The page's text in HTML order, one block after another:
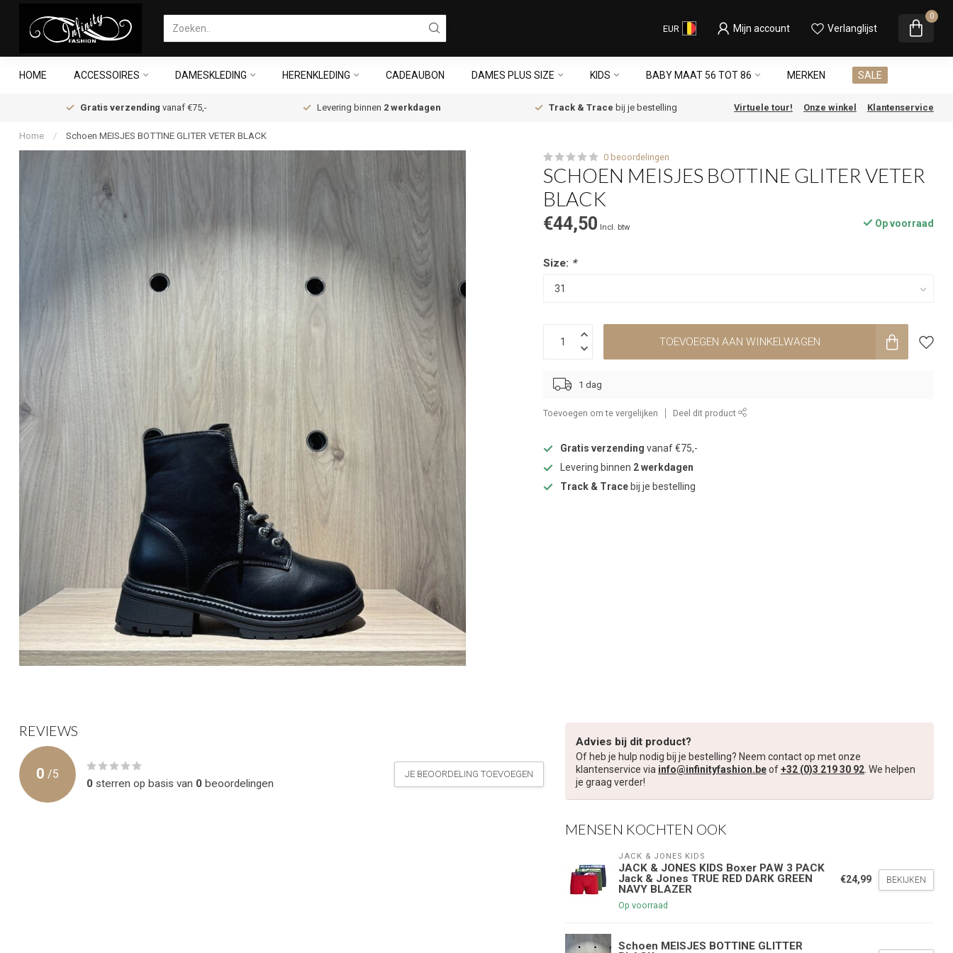
EUR Mijn account Verlanglijst
0
HOME ACCESSOIRES DAMESKLEDING HERENKLEDING CADEAUBON DAMES PLUS SIZE KIDS BABY MAAT 56 TOT 86 MERKEN SALE
Gratis verzending vanaf €75,- Levering binnen 2 werkdagen Track & Trace bij je bestelling Virtuele tour! Onze winkel Klantenservice
Home /
Schoen MEISJES BOTTINE GLITER VETER BLACK
0 beoordelingen
SCHOEN MEISJES BOTTINE GLITER VETER
BLACK
€44,50 Incl. btw Op voorraad
Size: *
TOEVOEGEN AAN WINKELWAGEN
1 dag
Toevoegen om te vergelijken Deel dit product
Gratis verzending vanaf €75,-
Levering binnen 2 werkdagen
Track & Trace bij je bestelling
REVIEWS
0 /5
0 sterren op basis van 0 beoordelingen
JE BEOORDELING TOEVOEGEN
Advies bij dit product?
Of heb je hulp nodig bij je bestelling? Neem contact op met onze
klantenservice via info@infinityfashion.beof+32 (0)3 219 30 92 . We helpen
je graag verder!
MENSEN KOCHTEN OOK
JACK & JONES KIDS
JACK & JONES KIDS Boxer PAW 3 PACK
Jack & Jones TRUE RED DARK GREEN
NAVY BLAZER
Op voorraad
€24,99 BEKIJKEN
Schoen MEISJES BOTTINE GLITTER